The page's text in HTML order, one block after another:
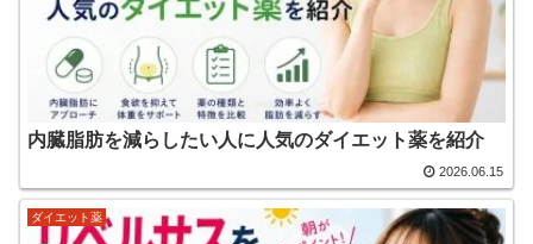
内臓脂肪を減らしたい人に人気のダイエット薬を紹介
2026.06.15
ダイエット薬